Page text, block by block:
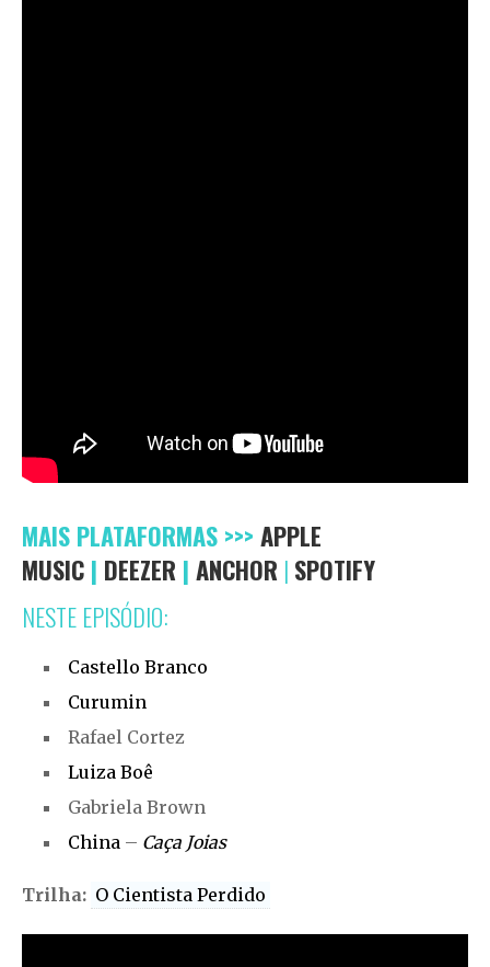
MAIS PLATAFORMAS >>> APPLE
MUSIC | DEEZER | ANCHOR | SPOTIFY
NESTE EPISÓDIO:
Castello Branco
Curumin
Rafael Cortez
Luiza Boê
Gabriela Brown
China – Caça Joias
Trilha: O Cientista Perdido